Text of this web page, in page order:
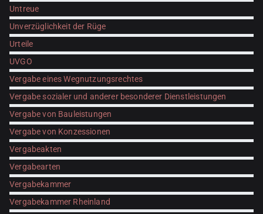
Untreue
Unverzüglichkeit der Rüge
Urteile
UVGO
Vergabe eines Wegnutzungsrechtes
Vergabe sozialer und anderer besonderer Dienstleistungen
Vergabe von Bauleistungen
Vergabe von Konzessionen
Vergabeakten
Vergabearten
Vergabekammer
Vergabekammer Rheinland